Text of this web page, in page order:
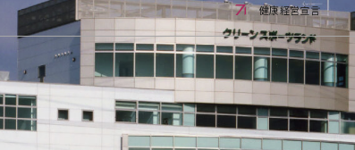
健康経営宣言